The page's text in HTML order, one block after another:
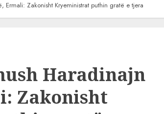
Ermali: Zakonisht Kryeministrat puthin gratë e tjera
Haradinajn
Zakonisht